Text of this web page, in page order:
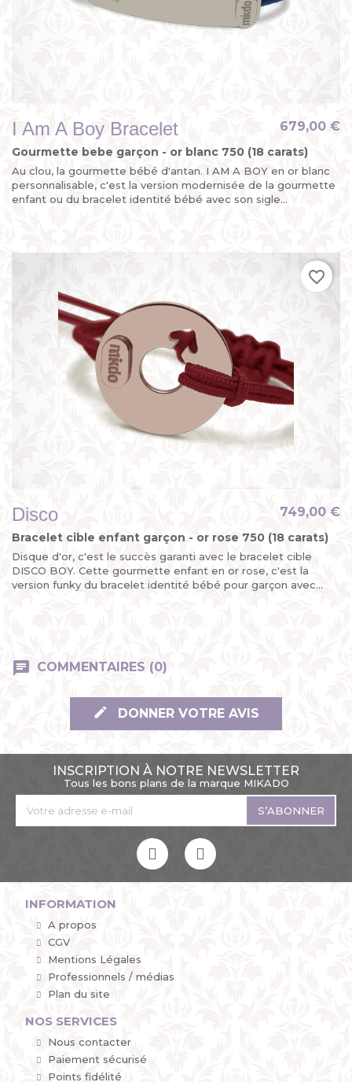
I Am A Boy Bracelet
Gourmette bebe garçon - or blanc 750 (18 carats)
Au clou, la gourmette bébé d'antan. I AM A BOY en or blanc
personnalisable, c'est la version modernisée de la gourmette
enfant ou du bracelet identité bébé avec son sigle...
679,00 €
Disco
Bracelet cible enfant garçon - or rose 750 (18 carats)
Disque d'or, c'est le succès garanti avec le bracelet cible
DISCO BOY. Cette gourmette enfant en or rose, c'est la
version funky du bracelet identité bébé pour garçon avec...
749,00 €
favorite_border
COMMENTAIRES (0)
DONNER VOTRE AVIS
INSCRIPTION À NOTRE NEWSLETTER
Tous les bons plans de la marque MIKADO
S’ABONNER
INFORMATION
A propos
CGV
Mentions Légales
Professionnels / médias
Plan du site
NOS SERVICES
Nous contacter
Paiement sécurisé
Points fidélité